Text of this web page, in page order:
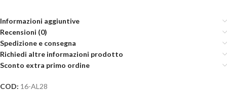
Informazioni aggiuntive
Recensioni (0)
Spedizione e consegna
Richiedi altre informazioni prodotto
Sconto extra primo ordine
COD: 16-AL28